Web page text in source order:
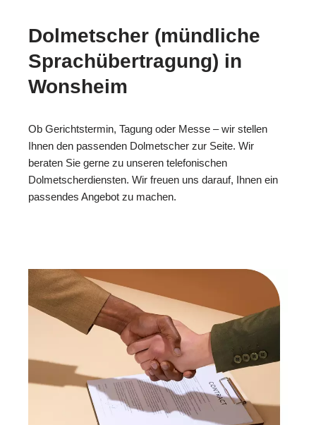
Dolmetscher (mündliche
Sprachübertragung) in
Wonsheim
Ob Gerichtstermin, Tagung oder Messe – wir stellen
Ihnen den passenden Dolmetscher zur Seite. Wir
beraten Sie gerne zu unseren telefonischen
Dolmetscherdiensten. Wir freuen uns darauf, Ihnen ein
passendes Angebot zu machen.